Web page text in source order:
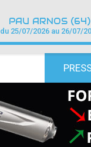
PAU ARNOS (64)
du 25/07/2026 au 26/07/